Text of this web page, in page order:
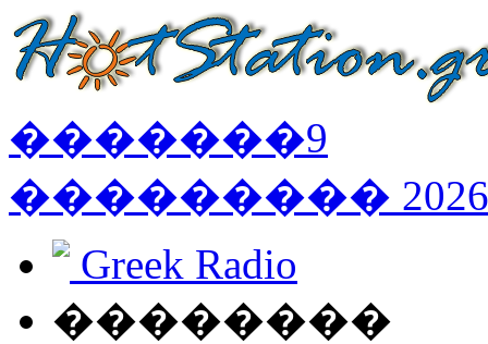
�������9
��������� 2026
Greek Radio
��������